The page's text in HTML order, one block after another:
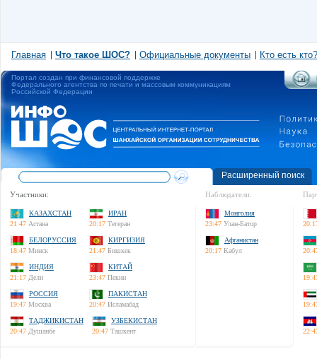
Главная Что такое ШОС? Официальные документы Кто есть кто?
Портал создан при финансовой поддержке
Федерального агентства по печати и массовым коммуникациям
Российской Федерации
Расширенный поиск
Участники:
КАЗАХСТАН
21:47 Астана
ИРАН
20:17 Тегеран
БЕЛОРУССИЯ
18:47 Минск
КИРГИЗИЯ
21:47 Бишкек
ИНДИЯ
21:17 Дели
КИТАЙ
23:47 Пекин
РОССИЯ
19:47 Москва
ПАКИСТАН
20:47 Исламабад
ТАДЖИКИСТАН
20:47 Душанбе
УЗБЕКИСТАН
20:47 Ташкент
Наблюдатели:
Монголия
23:47 Улан-Батор
Афганистан
20:17 Кабул